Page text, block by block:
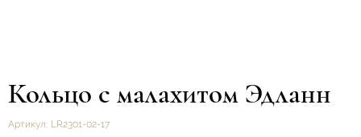
Кольцо с малахитом Эдланн
Артикул: LR2301-02-17